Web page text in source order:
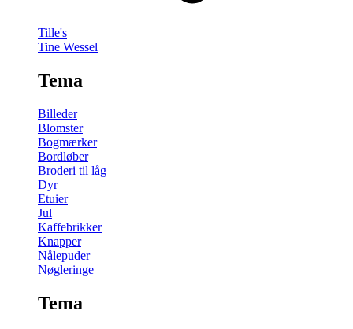
Tille's
Tine Wessel
Tema
Billeder
Blomster
Bogmærker
Bordløber
Broderi til låg
Dyr
Etuier
Jul
Kaffebrikker
Knapper
Nålepuder
Nøgleringe
Tema